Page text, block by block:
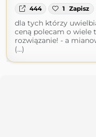
444 1 Zapisz
dla tych którzy
ceną polecam o wiele
rozwiązanie! - a
(...)